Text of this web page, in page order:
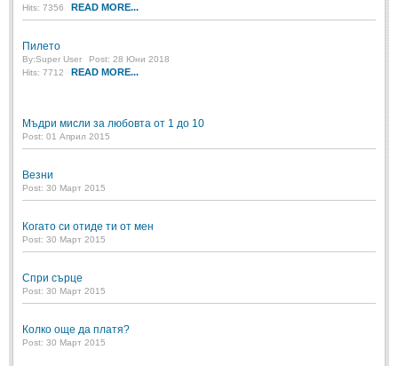
Hits: 7356
READ MORE...
Пилето
By:Super User
Post: 28 Юни 2018
Hits: 7712
READ MORE...
Мъдри мисли за любовта от 1 до 10
Post: 01 Април 2015
Везни
Post: 30 Март 2015
Когато си отиде ти от мен
Post: 30 Март 2015
Спри сърце
Post: 30 Март 2015
Колко още да платя?
Post: 30 Март 2015